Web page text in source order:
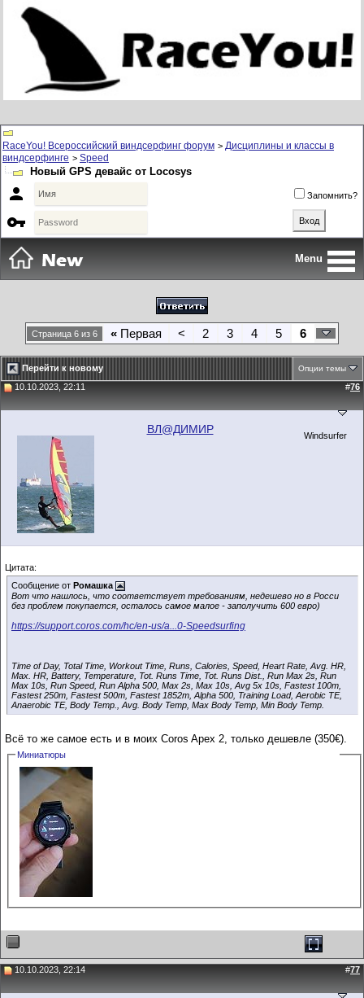
RaceYou! Всероссийский виндсерфинг форум > Дисциплины и классы в
виндсерфинге > Speed
Новый GPS девайс от Locosys
 Запомнить?

Menu
Страница 6 из 6 « Первая < 2 3 4 5 6
Перейти к новому Опции темы
10.10.2023, 22:11 #76
ВЛ@ДИМИР Windsurfer
Цитата:
Сообщение от Ромашка
Вот что нашлось, что соответствует требованиям, недешево но в Росси
без проблем покупается, осталось самое малое - заполучить 600 евро)
https://support.coros.com/hc/en-us/a...0-Speedsurfing
Time of Day, Total Time, Workout Time, Runs, Calories, Speed, Heart Rate, Avg. HR,
Max. HR, Battery, Temperature, Tot. Runs Time, Tot. Runs Dist., Run Max 2s, Run
Max 10s, Run Speed, Run Alpha 500, Max 2s, Max 10s, Avg 5x 10s, Fastest 100m,
Fastest 250m, Fastest 500m, Fastest 1852m, Alpha 500, Training Load, Aerobic TE,
Anaerobic TE, Body Temp., Avg. Body Temp, Max Body Temp, Min Body Temp.
Всё то же самое есть и в моих Coros Apex 2, только дешевле (350€).
Миниатюры
10.10.2023, 22:14 #77